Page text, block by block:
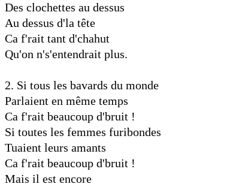
Des clochettes au dessus
Au dessus d'la tête
Ca f'rait tant d'chahut
Qu'on n's'entendrait plus.
2. Si tous les bavards du monde
Parlaient en même temps
Ca f'rait beaucoup d'bruit !
Si toutes les femmes furibondes
Tuaient leurs amants
Ca f'rait beaucoup d'bruit !
Mais il est encore